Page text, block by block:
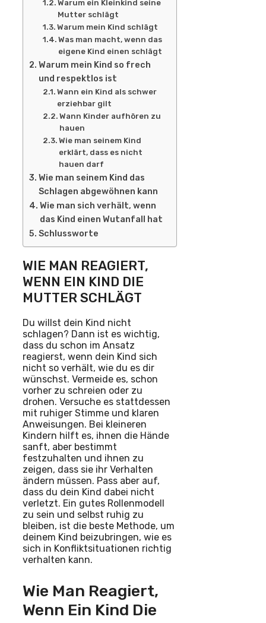
Warum ein Kleinkind seine
Mutter schlägt
Warum mein Kind schlägt
Was man macht, wenn das
eigene Kind einen schlägt
Warum mein Kind so frech
und respektlos ist
Wann ein Kind als schwer
erziehbar gilt
Wann Kinder aufhören zu
hauen
Wie man seinem Kind
erklärt, dass es nicht
hauen darf
Wie man seinem Kind das
Schlagen abgewöhnen kann
Wie man sich verhält, wenn
das Kind einen Wutanfall hat
Schlussworte
WIE MAN REAGIERT,
WENN EIN KIND DIE
MUTTER SCHLÄGT
Du willst dein Kind nicht
schlagen? Dann ist es wichtig,
dass du schon im Ansatz
reagierst, wenn dein Kind sich
nicht so verhält, wie du es dir
wünschst. Vermeide es, schon
vorher zu schreien oder zu
drohen. Versuche es stattdessen
mit ruhiger Stimme und klaren
Anweisungen. Bei kleineren
Kindern hilft es, ihnen die Hände
sanft, aber bestimmt
festzuhalten und ihnen zu
zeigen, dass sie ihr Verhalten
ändern müssen. Pass aber auf,
dass du dein Kind dabei nicht
verletzt. Ein gutes Rollenmodell
zu sein und selbst ruhig zu
bleiben, ist die beste Methode, um
deinem Kind beizubringen, wie es
sich in Konfliktsituationen richtig
verhalten kann.
Wie Man Reagiert,
Wenn Ein Kind Die